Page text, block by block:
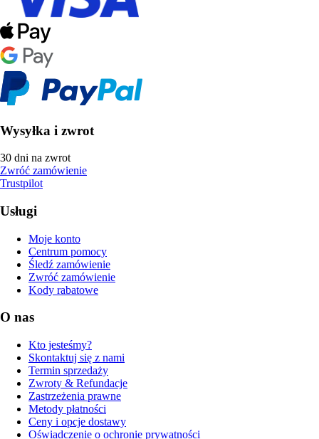
Wysyłka i zwrot
30 dni na zwrot
Zwróć zamówienie
Trustpilot
Usługi
Moje konto
Centrum pomocy
Śledź zamówienie
Zwróć zamówienie
Kody rabatowe
O nas
Kto jesteśmy?
Skontaktuj się z nami
Termin sprzedaży
Zwroty & Refundacje
Zastrzeżenia prawne
Metody płatności
Ceny i opcje dostawy
Oświadczenie o ochronie prywatności